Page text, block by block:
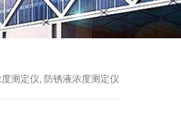
测定仪, 防锈液浓度测定仪